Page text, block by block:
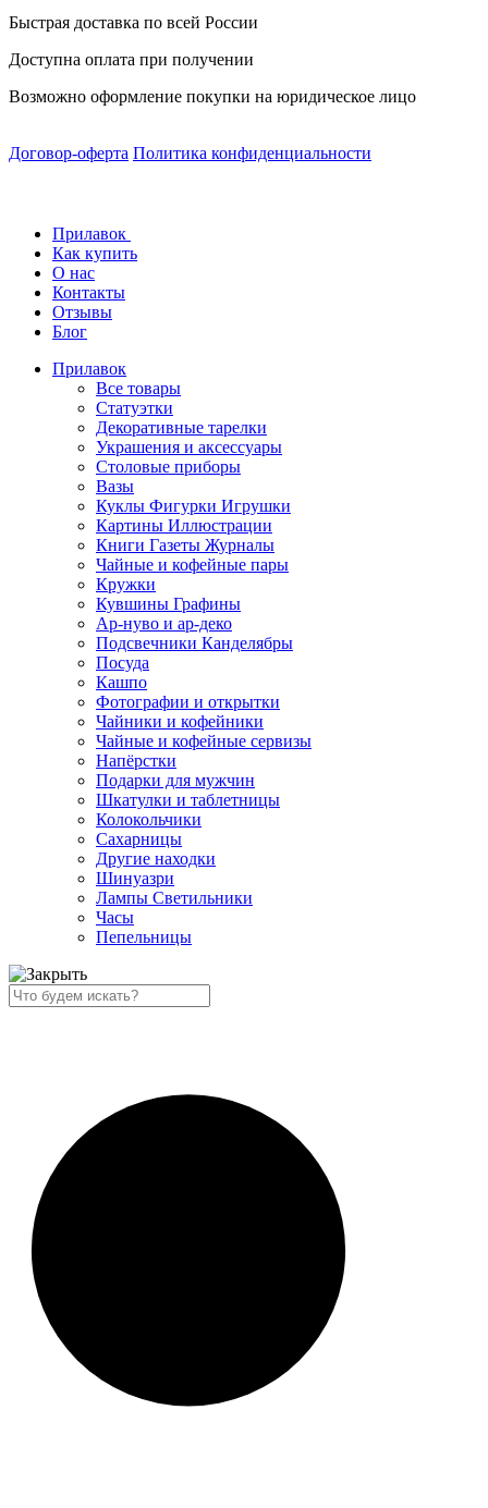
Быстрая доставка по всей России
Доступна оплата при получении
Возможно оформление покупки на юридическое лицо
Договор-оферта Политика конфиденциальности
Прилавок
Как купить
О нас
Контакты
Отзывы
Блог
Прилавок
Все товары
Статуэтки
Декоративные тарелки
Украшения и аксессуары
Столовые приборы
Вазы
Куклы Фигурки Игрушки
Картины Иллюстрации
Книги Газеты Журналы
Чайные и кофейные пары
Кружки
Кувшины Графины
Ар-нуво и ар-деко
Подсвечники Канделябры
Посуда
Кашпо
Фотографии и открытки
Чайники и кофейники
Чайные и кофейные сервизы
Напёрстки
Подарки для мужчин
Шкатулки и таблетницы
Колокольчики
Сахарницы
Другие находки
Шинуазри
Лампы Светильники
Часы
Пепельницы